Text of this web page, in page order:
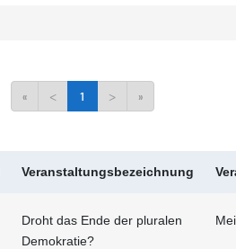
« < 1 > »
Veranstaltungsbezeichnung
Droht das Ende der pluralen
Demokratie?